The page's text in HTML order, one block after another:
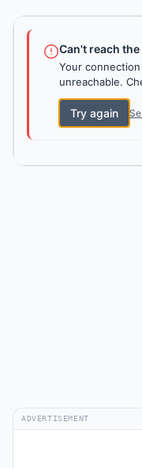
Can't reach
Your
unreachable.
Try again
ADVERTISEMENT